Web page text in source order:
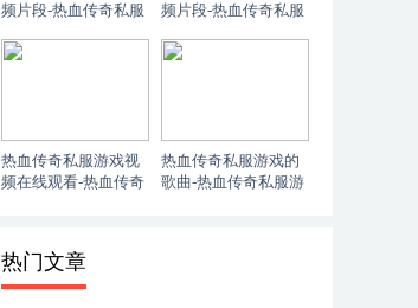
频片段-热血传奇私服
频片段-热血传奇私服
热血传奇私服游戏视
频在线观看-热血传奇
热血传奇私服游戏的
歌曲-热血传奇私服游
热门文章